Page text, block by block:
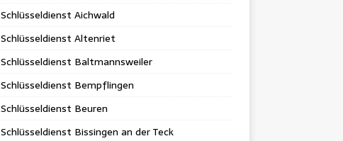
Schlüsseldienst Aichwald
Schlüsseldienst Altenriet
Schlüsseldienst Baltmannsweiler
Schlüsseldienst Bempflingen
Schlüsseldienst Beuren
Schlüsseldienst Bissingen an der Teck